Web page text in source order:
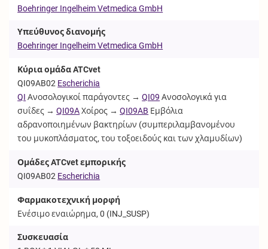
Boehringer Ingelheim Vetmedica GmbH
Υπεύθυνος διανομής
Boehringer Ingelheim Vetmedica GmbH
Κύρια ομάδα ATCvet
QI09AB02 Escherichia
QI Ανοσολογικοί παράγοντες →QI09 Ανοσολογικά για
συΐδες →QI09AΧοίρος →QI09AB Εμβόλια
αδρανοποιημένων βακτηρίων (συμπεριλαμβανομένου
του μυκοπλάσματος, του τοξοειδούς και των χλαμυδίων)
Ομάδες ATCvet εμπορικής
QI09AB02 Escherichia
Φαρμακοτεχνική μορφή
Ενέσιμο εναιώρημα, 0 (INJ_SUSP)
Συσκευασία